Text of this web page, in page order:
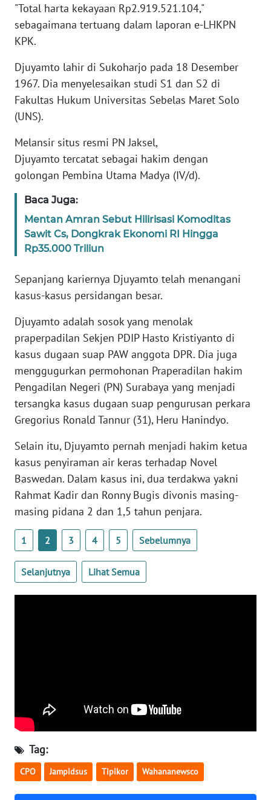
"Total harta kekayaan Rp2.919.521.104,"
sebagaimana tertuang dalam laporan e-LHKPN
KPK.
Djuyamto lahir di Sukoharjo pada 18 Desember
1967. Dia menyelesaikan studi S1 dan S2 di
Fakultas Hukum Universitas Sebelas Maret Solo
(UNS).
Melansir situs resmi PN Jaksel,
Djuyamto tercatat sebagai hakim dengan
golongan Pembina Utama Madya (IV/d).
Baca Juga:
Mentan Amran Sebut Hilirisasi Komoditas
Sawit Cs, Dongkrak Ekonomi RI Hingga
Rp35.000 Triliun
Sepanjang kariernya Djuyamto telah menangani
kasus-kasus persidangan besar.
Djuyamto adalah sosok yang menolak
praperpadilan Sekjen PDIP Hasto Kristiyanto di
kasus dugaan suap PAW anggota DPR. Dia juga
menggugurkan permohonan Praperadilan hakim
Pengadilan Negeri (PN) Surabaya yang menjadi
tersangka kasus dugaan suap pengurusan perkara
Gregorius Ronald Tannur (31), Heru Hanindyo.
Selain itu, Djuyamto pernah menjadi hakim ketua
kasus penyiraman air keras terhadap Novel
Baswedan. Dalam kasus ini, dua terdakwa yakni
Rahmat Kadir dan Ronny Bugis divonis masing-
masing pidana 2 dan 1,5 tahun penjara.
1 2 3 4 5 Sebelumnya
Selanjutnya Lihat Semua
Tag:
CPO Jampidsus Tipikor Wahananewsco
KARIR
DISCLAIMER
Wahana
News
Regional
SUMUT
WN
WN
JABAR
BANTEN
NTT
WN
KEPRI
WN
PAPUA
WN
PAPUA
BARAT
RIAU
WN
SERAMBI
WN
WN